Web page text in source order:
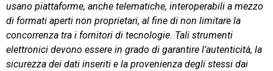
usano piattaforme, anche telematiche, interoperabili a mezzo
di formati aperti non proprietari, al fine di non limitare la
concorrenza tra i fornitori di tecnologie. Tali strumenti
elettronici devono essere in grado di garantire l’autenticità, la
sicurezza dei dati inseriti e la provenienza degli stessi dai